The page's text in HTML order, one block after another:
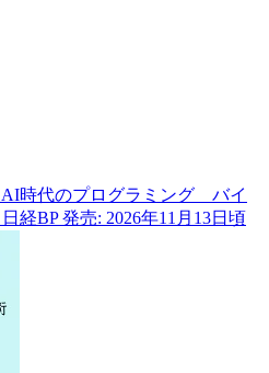
AI時代のプログラミング バイ
日経BP 発売: 2026年11月13日頃